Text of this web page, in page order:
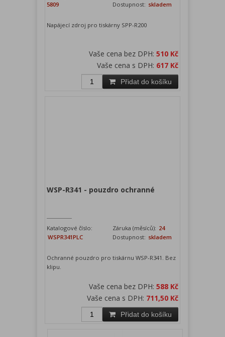
5809
Dostupnost: skladem
Napájecí zdroj pro tiskárny SPP-R200
Vaše cena bez DPH: 510 Kč
Vaše cena s DPH: 617 Kč
Přidat do košíku
WSP-R341 - pouzdro ochranné
Katalogové číslo:
WSPR341PLC
Záruka (měsíců): 24
Dostupnost: skladem
Ochranné pouzdro pro tiskárnu WSP-R341. Bez
klipu.
Vaše cena bez DPH: 588 Kč
Vaše cena s DPH: 711,50 Kč
Přidat do košíku